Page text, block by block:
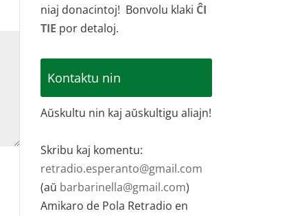
niaj donacintoj! Bonvolu klaki ĈI
TIE por detaloj.
Kontaktu nin
Aŭskultu nin kaj aŭskultigu aliajn!
Skribu kaj komentu:
retradio.esperanto@gmail.com
(aŭ barbarinella@gmail.com)
Amikaro de Pola Retradio en